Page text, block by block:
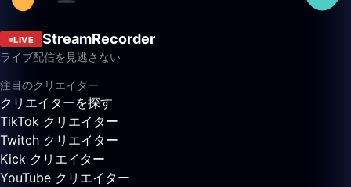
LIVE StreamRecorder
ライブ配信を見逃さない
注目のクリエイター
クリエイターを探す
TikTok クリエイター
Twitch クリエイター
Kick クリエイター
YouTube クリエイター